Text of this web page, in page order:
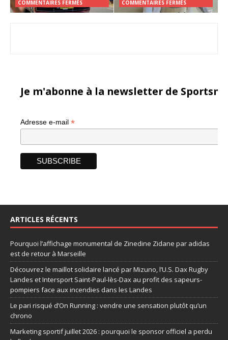
COMMENTAIRES FERMÉS
COMMENTAIRES FERMÉS
Je m'abonne à la newsletter de
Adresse e-mail *
ARTICLES RÉCENTS
Pourquoi l’affichage monumental de Zinedine Zidane par adidas
est de retour à Marseille
Découvrez le maillot solidaire lancé par Mizuno, l’U.S. Dax Rugby
Landes et Intersport Saint-Paul-lès-Dax au profit des sapeurs-
pompiers face aux incendies dans les Landes
Le pari risqué d’On Running : vendre une sensation plutôt qu’un
chrono
Marketing sportif juillet 2026 : pourquoi le sponsor officiel a perdu